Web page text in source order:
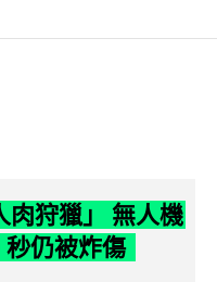
肉狩獵」 無人機
仍被炸傷